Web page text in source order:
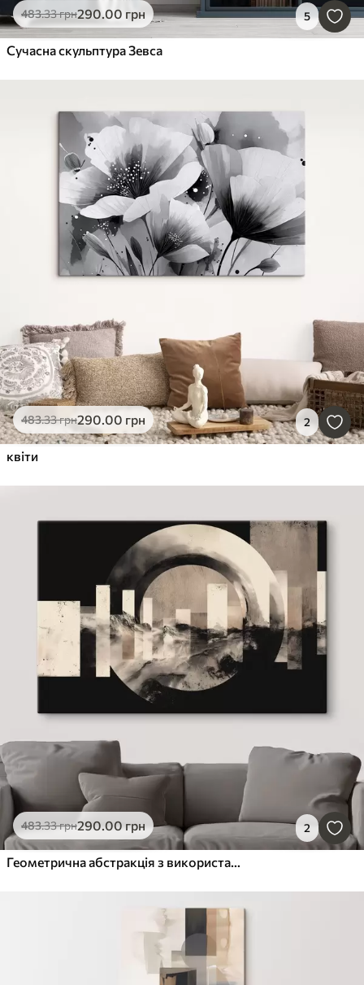
483.33грн290.00 грн 5
Сучасна скульптура Зевса
483.33грн290.00 грн 2
квіти
483.33грн290.00 грн 2
Геометрична абстракція з використанням кіл та прямокутників